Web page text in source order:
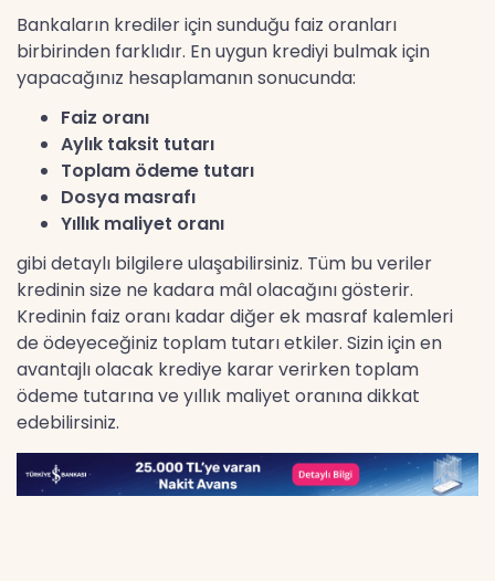
Bankaların krediler için sunduğu faiz oranları
birbirinden farklıdır. En uygun krediyi bulmak için
yapacağınız hesaplamanın sonucunda:
Faiz oranı
Aylık taksit tutarı
Toplam ödeme tutarı
Dosya masrafı
Yıllık maliyet oranı
gibi detaylı bilgilere ulaşabilirsiniz. Tüm bu veriler
kredinin size ne kadara mâl olacağını gösterir.
Kredinin faiz oranı kadar diğer ek masraf kalemleri
de ödeyeceğiniz toplam tutarı etkiler. Sizin için en
avantajlı olacak krediye karar verirken toplam
ödeme tutarına ve yıllık maliyet oranına dikkat
edebilirsiniz.